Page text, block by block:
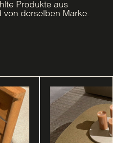
Produkte aus
von derselben Marke.